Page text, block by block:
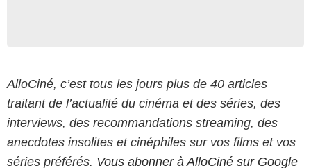
AlloCiné, c’est tous les jours plus de 40 articles
traitant de l’actualité du cinéma et des séries, des
interviews, des recommandations streaming, des
anecdotes insolites et cinéphiles sur vos films et vos
séries préférés. Vous abonner à AlloCiné sur Google